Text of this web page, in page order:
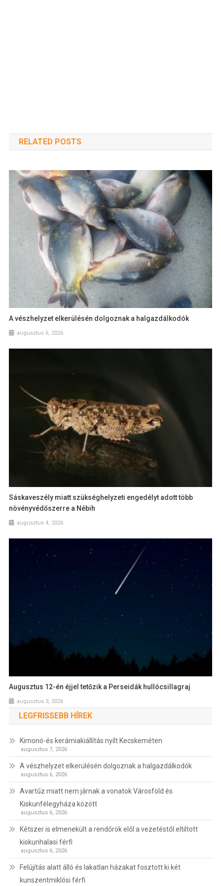
RELATED POSTS
A vészhelyzet elkerülésén dolgoznak a halgazdálkodók
augusztus 6, 2026
Sáskaveszély miatt szükséghelyzeti engedélyt adott több
növényvédőszerre a Nébih
augusztus 4, 2026
Augusztus 12-én éjjel tetőzik a Perseidák hullócsillagraj
augusztus 3, 2026
LEGFRISSEBB HÍREK
Kimonó-és kerámiakiállítás nyílt Kecskeméten
augusztus 7, 2026
A vészhelyzet elkerülésén dolgoznak a halgazdálkodók
augusztus 6, 2026
Avartűz miatt nem járnak a vonatok Városföld és
Kiskunfélegyháza között
augusztus 6, 2026
Kétszer is elmenekült a rendőrök elől a vezetéstől eltiltott
kiskunhalasi férfi
augusztus 6, 2026
Felújítás alatt álló és lakatlan házakat fosztott ki két
kunszentmiklósi férfi